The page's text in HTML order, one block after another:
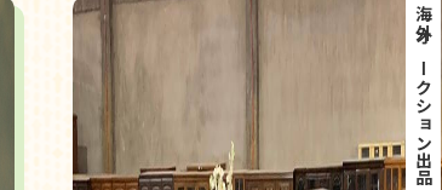
海外オークション出品